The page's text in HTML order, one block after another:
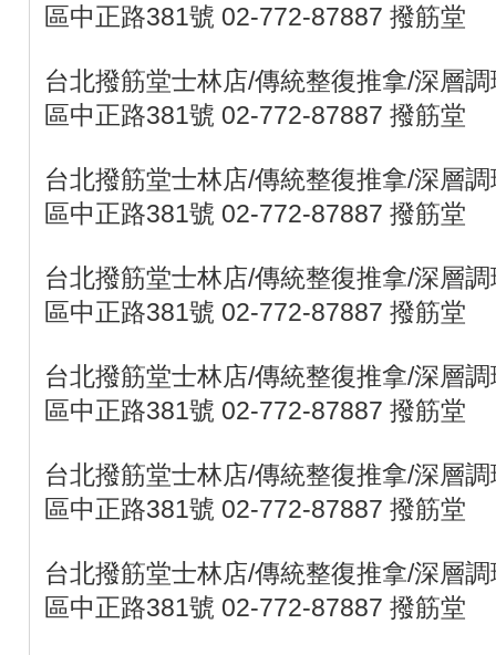
區中正路381號 02-772-87887 撥筋堂
台北撥筋堂士林店/傳統整復推拿/深層
區中正路381號 02-772-87887 撥筋堂
台北撥筋堂士林店/傳統整復推拿/深層
區中正路381號 02-772-87887 撥筋堂
台北撥筋堂士林店/傳統整復推拿/深層
區中正路381號 02-772-87887 撥筋堂
台北撥筋堂士林店/傳統整復推拿/深層
區中正路381號 02-772-87887 撥筋堂
台北撥筋堂士林店/傳統整復推拿/深層
區中正路381號 02-772-87887 撥筋堂
台北撥筋堂士林店/傳統整復推拿/深層
區中正路381號 02-772-87887 撥筋堂